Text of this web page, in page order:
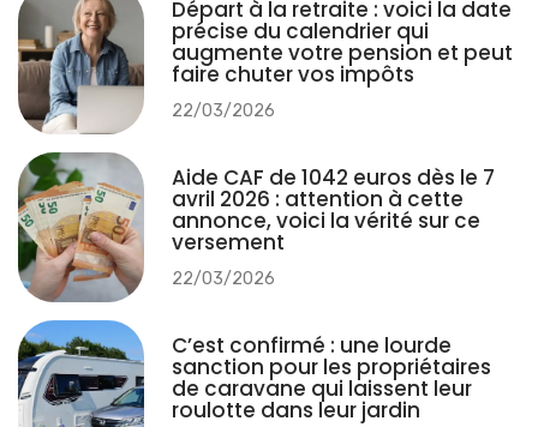
Départ à la retraite : voici la date
précise du calendrier qui
augmente votre pension et peut
faire chuter vos impôts
22/03/2026
Aide CAF de 1042 euros dès le 7
avril 2026 : attention à cette
annonce, voici la vérité sur ce
versement
22/03/2026
C’est confirmé : une lourde
sanction pour les propriétaires
de caravane qui laissent leur
roulotte dans leur jardin